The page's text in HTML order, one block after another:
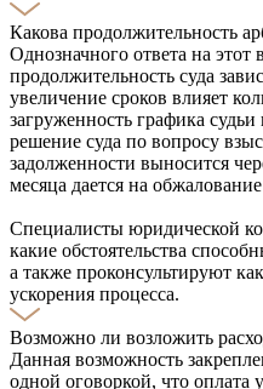
Какова продолжительность
Однозначного ответа на этот
продолжительность суда
увеличение сроков влияет
загруженность графика
решение суда по вопросу
задолженности выносится
месяца дается на
Специалисты юридической
какие обстоятельства
а также проконсультируют
ускорения процесса.
Возможно ли возложить
Данная возможность
одной оговоркой, что оплата